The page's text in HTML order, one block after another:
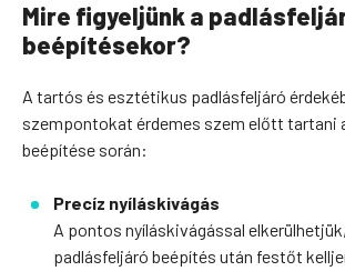
Mire figyeljünk a
beépítésekor?
A tartós és esztétikus padlásfeljáró
szempontokat érdemes szem előtt tartani
beépítése során:
Precíz nyíláskivágás
A pontos nyíláskivágással
padlásfeljáró beépítés után festőt